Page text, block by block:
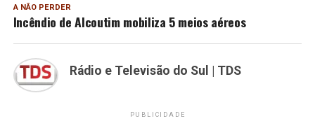
A NÃO PERDER
Incêndio de Alcoutim mobiliza 5 meios aéreos
Rádio e Televisão do Sul | TDS
PUBLICIDADE